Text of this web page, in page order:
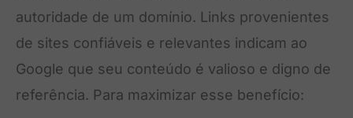
autoridade de um domínio. Links provenientes
de sites confiáveis e relevantes indicam ao
Google que seu conteúdo é valioso e digno de
referência. Para maximizar esse benefício: